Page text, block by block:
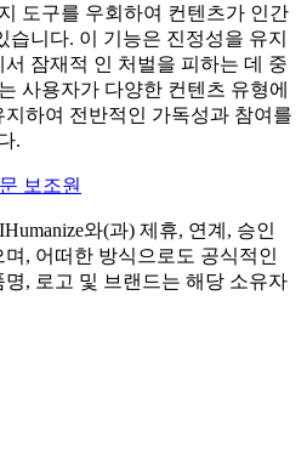
도구를 우회하여 컨텐츠가 인간
니다. 이 기능은 진정성을 유지
잠재적 인 처벌을 피하는 데 중
사용자가 다양한 컨텐츠 유형에
하여 전반적인 가독성과 참여를
.
보조원
와(과) 제휴, 연계, 승인
, 어떠한 방식으로도 공식적인
, 로고 및 브랜드는 해당 소유자